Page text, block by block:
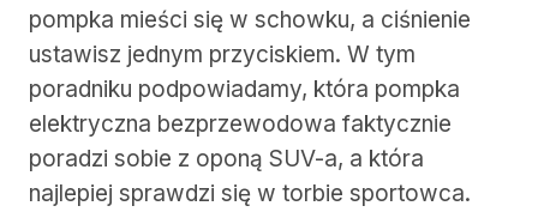
pompka mieści się w schowku, a ciśnienie
ustawisz jednym przyciskiem. W tym
poradniku podpowiadamy, która pompka
elektryczna bezprzewodowa faktycznie
poradzi sobie z oponą SUV-a, a która
najlepiej sprawdzi się w torbie sportowca.